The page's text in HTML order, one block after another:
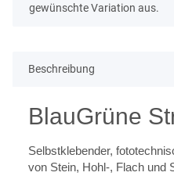
gewünschte Variation aus.
Beschreibung
BlauGrüne
Selbstklebender,
von Stein, Hohl-, Flach und